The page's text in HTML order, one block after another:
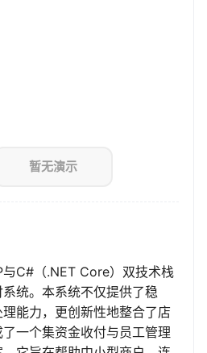
暂无演示
C#（.NET Core）双技术栈
统。本系统不仅提供了稳
能力，更创新性地整合了店
一个集资金收付与员工管理